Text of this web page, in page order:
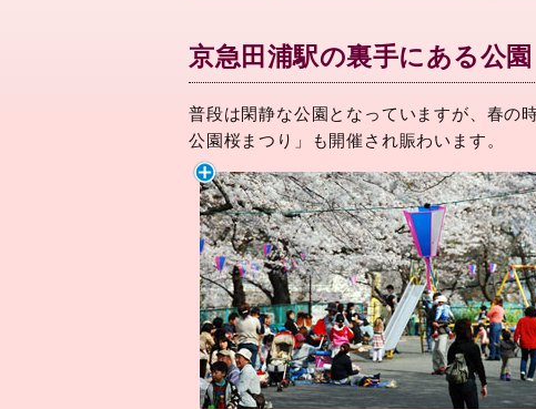
京急田浦駅の裏手にある公園
普段は閑静な公園となっていますが、春の
公園桜まつり」も開催され賑わいます。